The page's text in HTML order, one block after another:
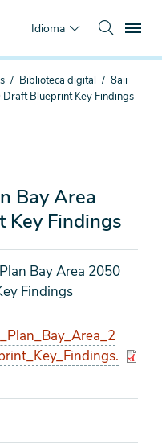
Idioma
Biblioteca digital
8aii
Blueprint Key Findings
Bay Area
Key Findings
Bay Area 2050
Findings